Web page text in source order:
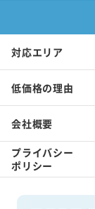
初めての方へ
回収対象品目一覧
買取事例
不用品回収の流れ
よくあるご質問